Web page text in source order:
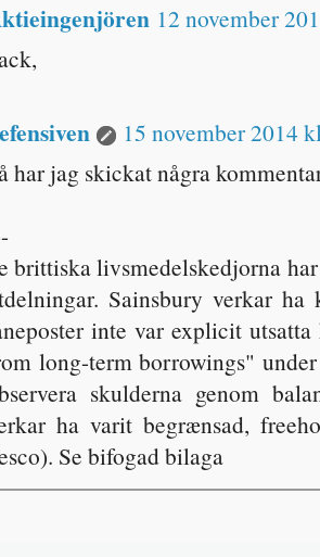
12 november
15 november 2014
har jag skickat några
brittiska livsmedelskedjorna
Sainsbury verkar
inte var explicit
long-term borrowings"
skulderna genom
ha varit begrænsad,
Se bifogad bilaga